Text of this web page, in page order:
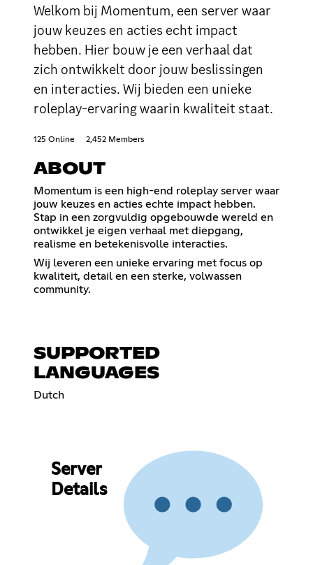
Welkom bij Momentum, een server waar
jouw keuzes en acties echt impact
hebben. Hier bouw je een verhaal dat
zich ontwikkelt door jouw beslissingen
en interacties. Wij bieden een unieke
roleplay-ervaring waarin kwaliteit staat.
125 Online 2,452 Members
ABOUT
Momentum is een high-end roleplay server waar
jouw keuzes en acties echte impact hebben.
Stap in een zorgvuldig opgebouwde wereld en
ontwikkel je eigen verhaal met diepgang,
realisme en betekenisvolle interacties.
Wij leveren een unieke ervaring met focus op
kwaliteit, detail en een sterke, volwassen
community.
SUPPORTED
LANGUAGES
Dutch
Server
Details